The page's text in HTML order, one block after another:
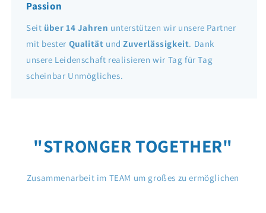
Passion
Seit über 14 Jahren unterstützen wir unsere Partner
mit bester Qualität undZuverlässigkeit. Dank
unsere Leidenschaft realisieren wir Tag für Tag
scheinbar Unmögliches.
"STRONGER TOGETHER"
Zusammenarbeit im TEAM um großes zu ermöglichen